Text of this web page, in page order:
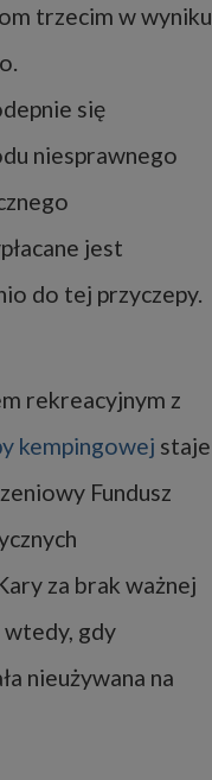
trzecim w wyniku
się
niesprawnego
jest
do tej przyczepy.
rekreacyjnym z
kempingowej staje
Fundusz
za brak ważnej
wtedy, gdy
nieużywana na